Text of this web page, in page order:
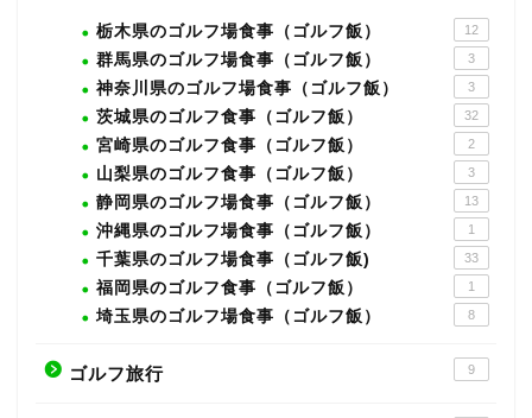
栃木県のゴルフ場食事（ゴルフ飯） 12
群馬県のゴルフ場食事（ゴルフ飯） 3
神奈川県のゴルフ場食事（ゴルフ飯） 3
茨城県のゴルフ食事（ゴルフ飯） 32
宮崎県のゴルフ食事（ゴルフ飯） 2
山梨県のゴルフ食事（ゴルフ飯） 3
静岡県のゴルフ場食事（ゴルフ飯） 13
沖縄県のゴルフ場食事（ゴルフ飯） 1
千葉県のゴルフ場食事（ゴルフ飯) 33
福岡県のゴルフ食事（ゴルフ飯） 1
埼玉県のゴルフ場食事（ゴルフ飯） 8
ゴルフ旅行 9